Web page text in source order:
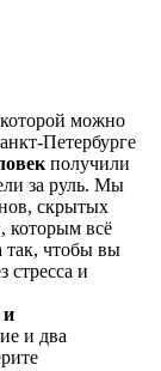
можно
Петербурге
получили
за руль. Мы
скрытых
которым всё
так, чтобы вы
стресса и
и
и два